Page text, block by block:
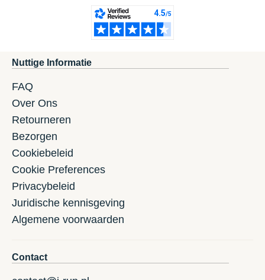
Nuttige Informatie
FAQ
Over Ons
Retourneren
Bezorgen
Cookiebeleid
Cookie Preferences
Privacybeleid
Juridische kennisgeving
Algemene voorwaarden
Contact